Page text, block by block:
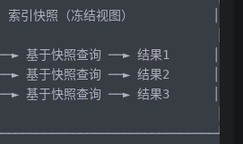
引快照（冻结视图）           │
基于快照查询 ──► 结果1      │
基于快照查询 ──► 结果2      │  ←
基于快照查询 ──► 结果3      │